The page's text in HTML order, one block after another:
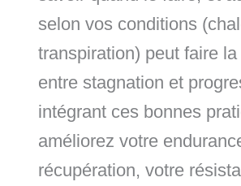
selon vos conditions
transpiration) peut faire
entre stagnation et
intégrant ces bonnes
améliorez votre
récupération, votre